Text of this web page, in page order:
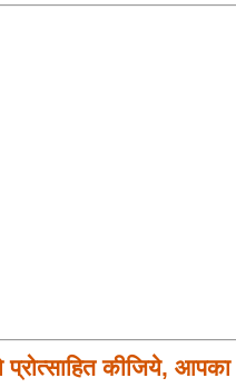
कीजिये, आपका